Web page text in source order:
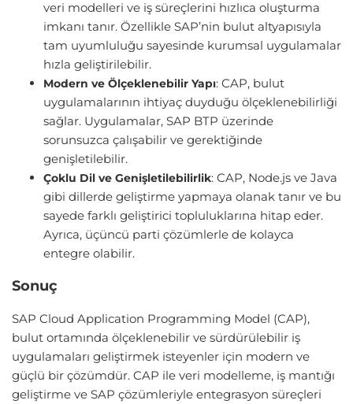
veri modelleri ve iş süreçlerini hızlıca oluşturma
imkanı tanır. Özellikle SAP’nin bulut altyapısıyla
tam uyumluluğu sayesinde kurumsal uygulamalar
hızla geliştirilebilir.
Modern ve Ölçeklenebilir Yapı: CAP, bulut
uygulamalarının ihtiyaç duyduğu ölçeklenebilirliği
sağlar. Uygulamalar, SAP BTP üzerinde
sorunsuzca çalışabilir ve gerektiğinde
genişletilebilir.
Çoklu Dil ve Genişletilebilirlik: CAP, Node.js ve Java
gibi dillerde geliştirme yapmaya olanak tanır ve bu
sayede farklı geliştirici topluluklarına hitap eder.
Ayrıca, üçüncü parti çözümlerle de kolayca
entegre olabilir.
Sonuç
SAP Cloud Application Programming Model (CAP),
bulut ortamında ölçeklenebilir ve sürdürülebilir iş
uygulamaları geliştirmek isteyenler için modern ve
güçlü bir çözümdür. CAP ile veri modelleme, iş mantığı
geliştirme ve SAP çözümleriyle entegrasyon süreçleri